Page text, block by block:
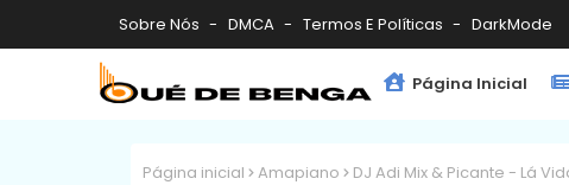
Sobre Nós DMCA Termos E Políticas DarkMode
Página Inicial
Página inicial Amapiano DJ Adi Mix & Picante - Lá